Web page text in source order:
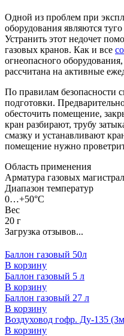
Одной из проблем при
оборудования являются
Устранить этот недочет
газовых кранов. Как и все
огнеопасного
рассчитана на активные
По правилам безопасности
подготовки.
обесточить помещение,
кран разбирают, трубу
смазку и устанавливают
помещение нужно
Область применения
Арматура газовых
Диапазон температур
0…+50°С
Вес
20 г
Загрузка отзывов...
Баллон газовый 50л
В корзину
Баллон газовый 5 л
В корзину
Баллон газовый 27 л
В корзину
Воздуховод гофр. Ду-135
В корзину